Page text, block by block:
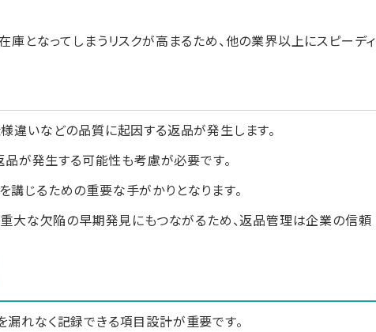
となってしまうリスクが高まるため、他の業界以上にスピーディ
違いなどの品質に起因する返品が発生します。
が発生する可能性も考慮が必要です。
じるための重要な手がかりとなります。
重大な欠陥の早期発見にもつながるため、返品管理は企業の信頼
れなく記録できる項目設計が重要です。